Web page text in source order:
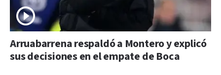
Arruabarrena respaldó a Montero y explicó
sus decisiones en el empate de Boca